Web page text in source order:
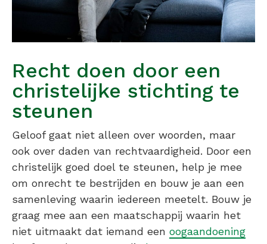
Recht doen door een
christelijke stichting te
steunen
Geloof gaat niet alleen over woorden, maar
ook over daden van rechtvaardigheid. Door een
christelijk goed doel te steunen, help je mee
om onrecht te bestrijden en bouw je aan een
samenleving waarin iedereen meetelt. Bouw je
graag mee aan een maatschappij waarin het
niet uitmaakt dat iemand een oogaandoening